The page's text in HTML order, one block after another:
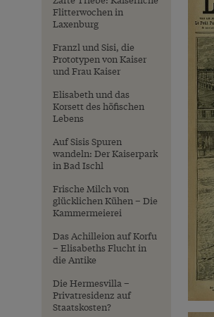
Flitterwochen in
Laxenburg
Franzl und Sisi, die
Prototypen von Kaiser
und Frau Kaiser
Elisabeth und das
Korsett des höfischen
Lebens
Auf Sisis Spuren
wandeln: Der Kaiserpark
in Bad Ischl
Frische Milch von
glücklichen Kühen – Die
Kammermeierei
Das Achilleion auf Korfu
– Elisabeths Flucht in
die Antike
Die Hermesvilla –
Privatresidenz auf
Staatskosten?